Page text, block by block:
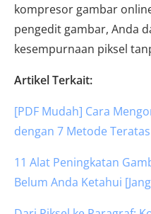
kompresor gambar
pengedit gambar, Anda
kesempurnaan piksel
Artikel Terkait:
[PDF Mudah] Cara
dengan 7 Metode Teratas
11 Alat Peningkatan
Belum Anda Ketahui